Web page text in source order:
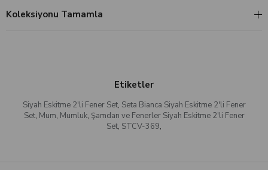
Koleksiyonu Tamamla
Etiketler
Siyah Eskitme 2'li Fener Set, Seta Bianca Siyah Eskitme 2'li Fener
Set, Mum, Mumluk, Şamdan ve Fenerler Siyah Eskitme 2'li Fener
Set, STCV-369,